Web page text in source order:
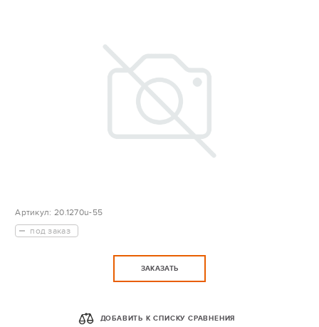
Артикул: 20.1270u-55
под заказ
ЗАКАЗАТЬ
ДОБАВИТЬ К СПИСКУ СРАВНЕНИЯ